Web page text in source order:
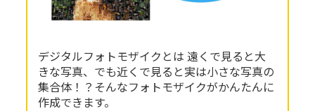
デジタルフォトモザイクとは 遠くで見ると大
きな写真、でも近くで見ると実は小さな写真の
集合体！？そんなフォトモザイクがかんたんに
作成できます。